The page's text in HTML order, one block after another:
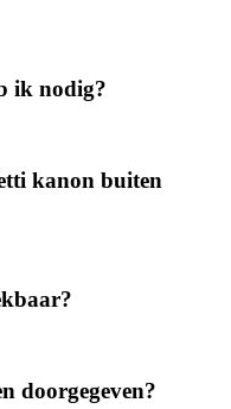
ik nodig?
kanon buiten
doorgegeven?